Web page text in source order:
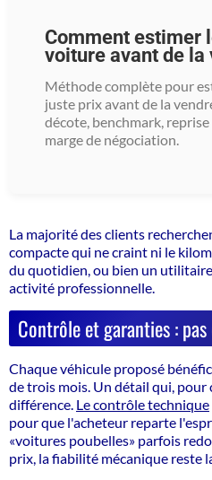
Comment estimer
voiture avant de la
Méthode complète pour
juste prix avant de la
décote, benchmark,
marge de négociation.
La majorité des clients
compacte qui ne craint ni le
du quotidien, ou bien un
activité professionnelle.
Contrôle et garanties :
Chaque véhicule proposé
de trois mois. Un détail qui,
différence. Le contrôle technique
pour que l'acheteur reparte
«voitures poubelles» parfois
prix, la fiabilité mécanique reste